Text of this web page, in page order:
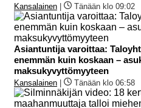
Kansalainen Tänään klo 09:02
Asiantuntija varoittaa:
enemmän kuin koskaan –
maksukyvyttömyyteen
Kansalainen Tänään klo 06:58